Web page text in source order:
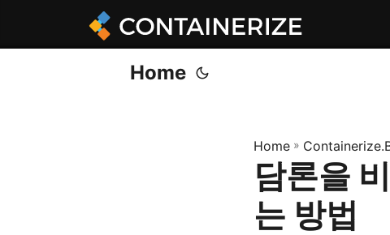
Home
Home »
담론을
는 방법